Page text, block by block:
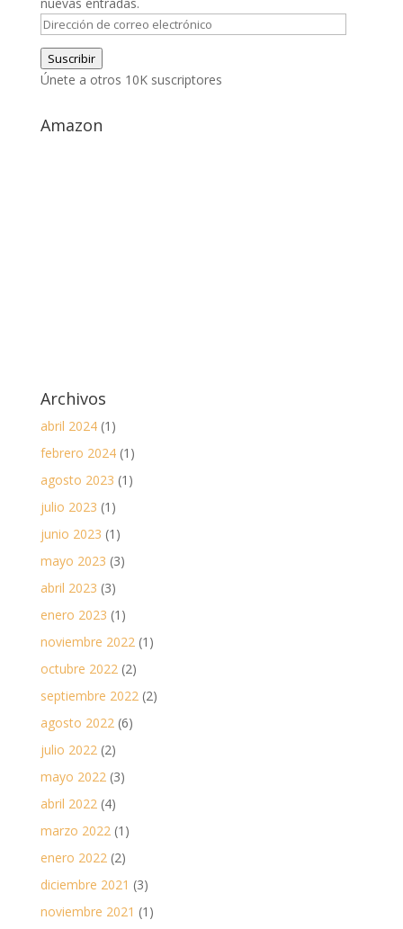
nuevas entradas.
Dirección
de
correo
electrónico
Suscribir
Únete a otros 10K suscriptores
Amazon
Archivos
abril 2024(1)
febrero 2024(1)
agosto 2023 (1)
julio 2023 (1)
junio 2023 (1)
mayo 2023 (3)
abril 2023 (3)
enero 2023 (1)
noviembre 2022(1)
octubre 2022(2)
septiembre 2022(2)
agosto 2022(6)
julio 2022(2)
mayo 2022(3)
abril 2022(4)
marzo 2022(1)
enero 2022(2)
diciembre 2021 (3)
noviembre 2021 (1)